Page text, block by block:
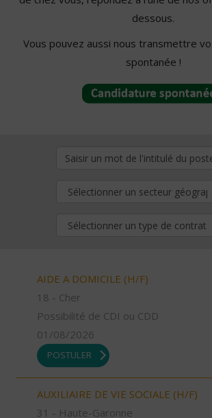
dessous.
Vous pouvez aussi nous transmettre
spontanée !
AIDE A DOMICILE (H/F)
18 - Cher
Possibilité de CDI ou CDD
01/08/2026
POSTULER
AUXILIAIRE DE VIE SOCIALE (H/F)
31 - Haute-Garonne